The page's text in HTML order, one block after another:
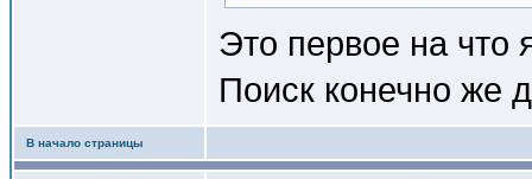
Это первое на что
Поиск конечно же
В начало страницы